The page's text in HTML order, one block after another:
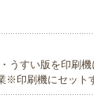
うすい版を印刷
※印刷機にセット